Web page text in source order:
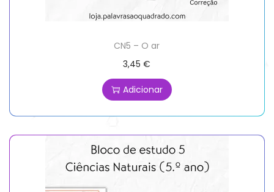
CN5 – O ar
3,45€
Adicionar